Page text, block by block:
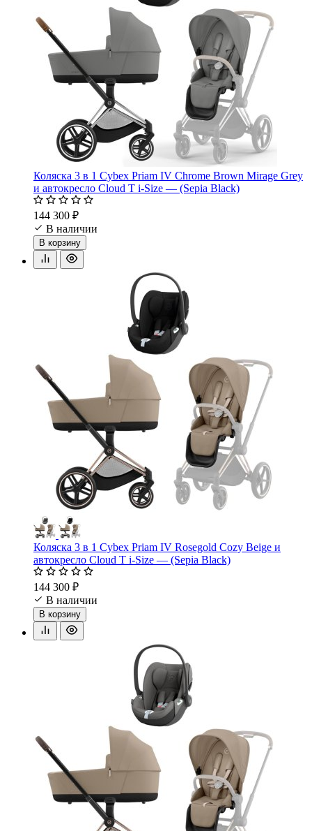
Коляска 3 в 1 Cybex Priam IV Chrome Brown Mirage Grey
и автокресло Cloud T i-Size — (Sepia Black)
144 300 ₽
В наличии
В корзину
Коляска 3 в 1 Cybex Priam IV Rosegold Cozy Beige и
автокресло Cloud T i-Size — (Sepia Black)
144 300 ₽
В наличии
В корзину